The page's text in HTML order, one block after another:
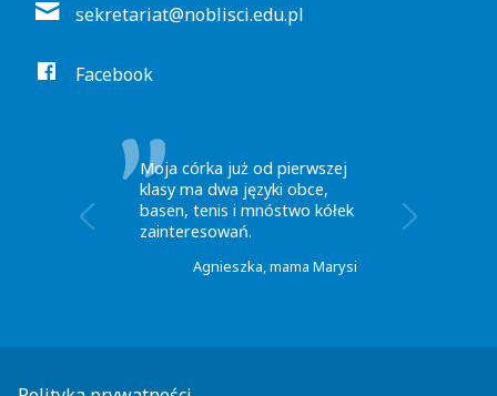
sekretariat@noblisci.edu.pl
Facebook
Wybrałam Noblistów bo
klasy są mało liczne.
Kładziony jest nacisk na
komunikację z rodzicami oraz
toleracji i kultury osobistej.